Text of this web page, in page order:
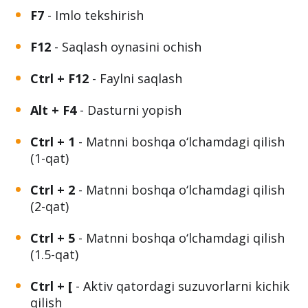
F7 - Imlo tekshirish
F12 - Saqlash oynasini ochish
Ctrl + F12 - Faylni saqlash
Alt + F4- Dasturni yopish
Ctrl + 1 - Matnni boshqa o‘lchamdagi qilish
(1-qat)
Ctrl + 2 - Matnni boshqa o‘lchamdagi qilish
(2-qat)
Ctrl + 5 - Matnni boshqa o‘lchamdagi qilish
(1.5-qat)
Ctrl + [ - Aktiv qatordagi suzuvorlarni kichik
qilish